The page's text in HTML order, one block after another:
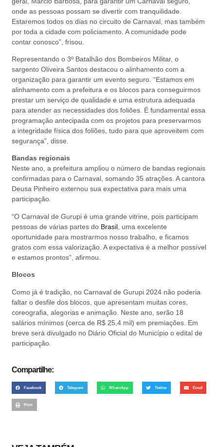
onde as pessoas possam se divertir com tranquilidade.
Estaremos todos os dias no circuito de Carnaval, mas também
por toda a cidade com policiamento. A comunidade pode
contar conosco”, frisou.
Representando o 3º Batalhão dos Bombeiros Militar, o
sargento Oliveira Santos destacou o alinhamento com a
organização para garantir um evento seguro. “Estamos em
alinhamento com a prefeitura e os blocos para conseguirmos
prestar um serviço de qualidade e uma estrutura adequada
para atender as necessidades dos foliões. É fundamental essa
programação antecipada com os projetos para preservarmos
a integridade física dos foliões, tudo para que aproveitem com
segurança”, disse.
Bandas regionais
Neste ano, a prefeitura ampliou o número de bandas regionais
confirmadas para o Carnaval, somando 35 atrações. A cantora
Deusa Pinheiro externou sua expectativa para mais uma
participação.
“O Carnaval de Gurupi é uma grande vitrine, pois participam
pessoas de várias partes do Brasil , uma excelente
oportunidade para mostrarmos nosso trabalho, e ficamos
gratos com essa valorização. A expectativa é a melhor possível
e estamos prontos”, afirmou.
Blocos
Como já é tradição, no Carnaval de Gurupi 2024 não poderia
faltar o desfile dos blocos, que apresentam muitas cores,
coreografia, alegorias e animação. Neste ano, serão 18
salários mínimos (cerca de R$ 25,4 mil) em premiações. Em
breve será divulgado no Diário Oficial do Município o edital de
participação.
Compartilhe:
Facebook Telegram WhatsApp Twitter Email
Print